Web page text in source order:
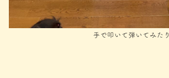
手で叩いて弾いてみたり